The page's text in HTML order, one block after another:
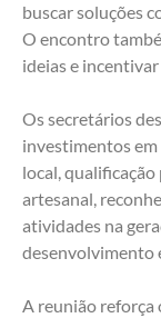
buscar soluções
O encontro
ideias e
Os secretários
investimentos
local,
artesanal,
atividades na
desenvolvimento
A reunião reforça